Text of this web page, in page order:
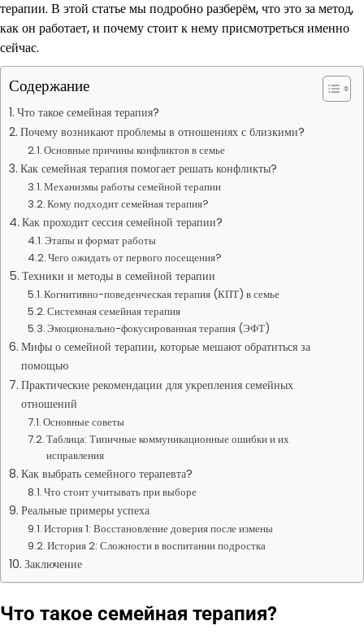
терапии. В этой статье мы подробно разберём, что это за метод,
как он работает, и почему стоит к нему присмотреться именно
сейчас.
Содержание
Что такое семейная терапия?
Почему возникают проблемы в отношениях с близкими?
Основные причины конфликтов в семье
Как семейная терапия помогает решать конфликты?
Механизмы работы семейной терапии
Кому подходит семейная терапия?
Как проходит сессия семейной терапии?
Этапы и формат работы
Чего ожидать от первого посещения?
Техники и методы в семейной терапии
Когнитивно-поведенческая терапия (КПТ) в семье
Системная семейная терапия
Эмоционально-фокусированная терапия (ЭФТ)
Мифы о семейной терапии, которые мешают обратиться за
помощью
Практические рекомендации для укрепления семейных
отношений
Основные советы
Таблица: Типичные коммуникационные ошибки и их
исправления
Как выбрать семейного терапевта?
Что стоит учитывать при выборе
Реальные примеры успеха
История 1: Восстановление доверия после измены
История 2: Сложности в воспитании подростка
Заключение
Что такое семейная терапия?